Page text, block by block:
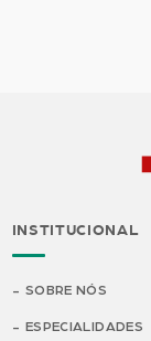
INSTITUCIONAL
SOBRE NÓS
ESPECIALIDADES